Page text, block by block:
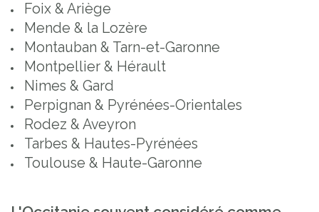
Foix & Ariège
Mende & la Lozère
Montauban & Tarn-et-Garonne
Montpellier & Hérault
Nimes & Gard
Perpignan & Pyrénées-Orientales
Rodez & Aveyron
Tarbes & Hautes-Pyrénées
Toulouse & Haute-Garonne